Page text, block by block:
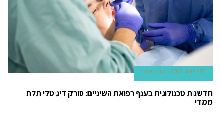
12 בינואר 2022 תוכן שיווקי
חדשנות טכנולוגית בענף רפואת השיניים: סורק דיגיטלי תלת
ממדי